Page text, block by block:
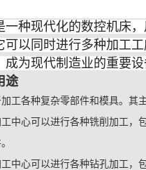
一种现代化的数控机床
可以同时进行多种加工
成为现代制造业的重要设
途
工各种复杂零部件和模具。其
中心可以进行各种铣削加工，
中心可以进行各种钻孔加工，